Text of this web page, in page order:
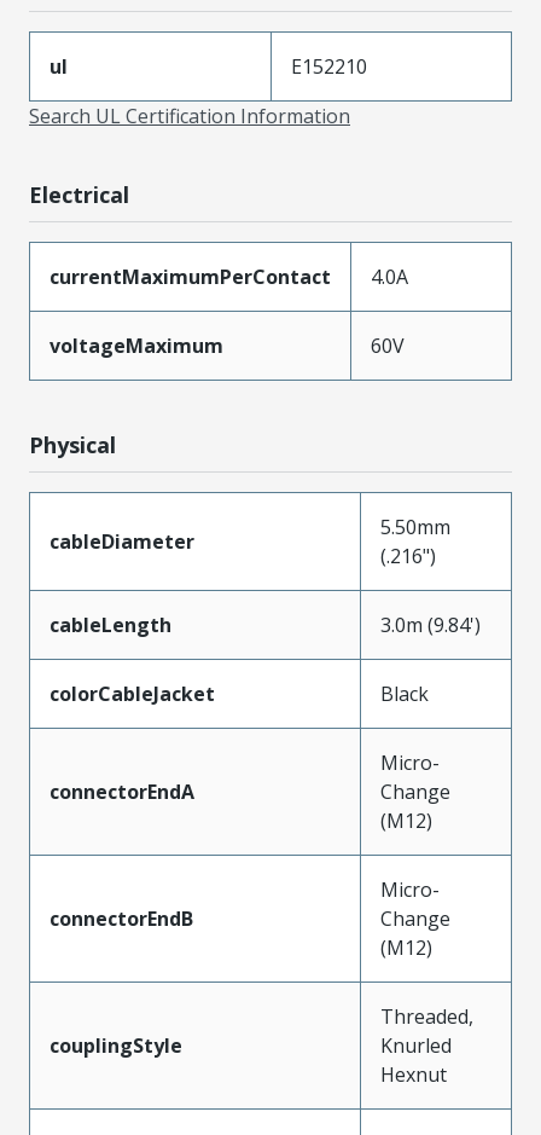
ul
E152210
Search UL Certification Information
Electrical
currentMaximumPerContact 4.0A
voltageMaximum 60V
Physical
cableDiameter
5.50mm
(.216")
cableLength 3.0m (9.84')
colorCableJacket Black
connectorEndA
Micro-
Change
(M12)
connectorEndB
Micro-
Change
(M12)
couplingStyle
Threaded,
Knurled
Hexnut